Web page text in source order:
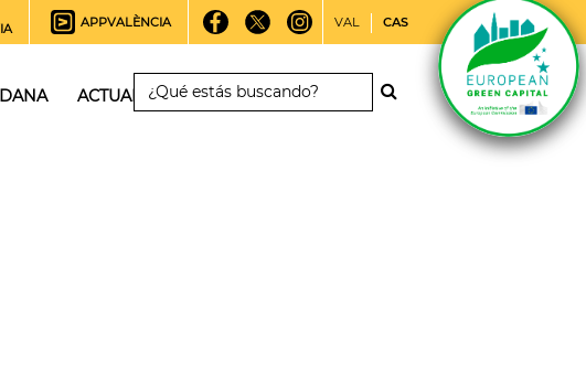
APPVALÈNCIA VAL CAS
ACTUALIDAD